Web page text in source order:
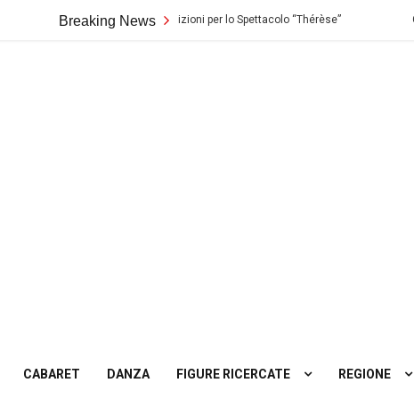
Breaking News
Teatro Biondo di Palermo: Audizioni per lo Spettacolo “Thérèse”
CABARET DANZA FIGURE RICERCATE REGIONE